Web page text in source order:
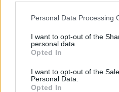
Please note that this website/
not limited to your visit or
grant or deny consent to
use your data for below
consent section.
Personal Data Processing
I want to opt-out of the
personal data.
Opted In
I want to opt-out of the
Personal Data.
Opted In
MAGYAR ÉPÍTŐK